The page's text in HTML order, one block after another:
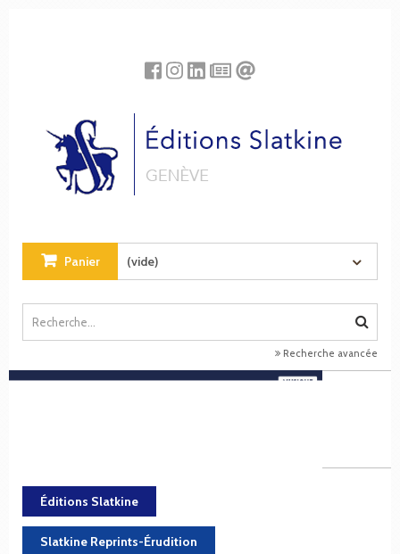
Panier (vide)
Recherche avancée
Éditions Slatkine
Slatkine Reprints-Érudition